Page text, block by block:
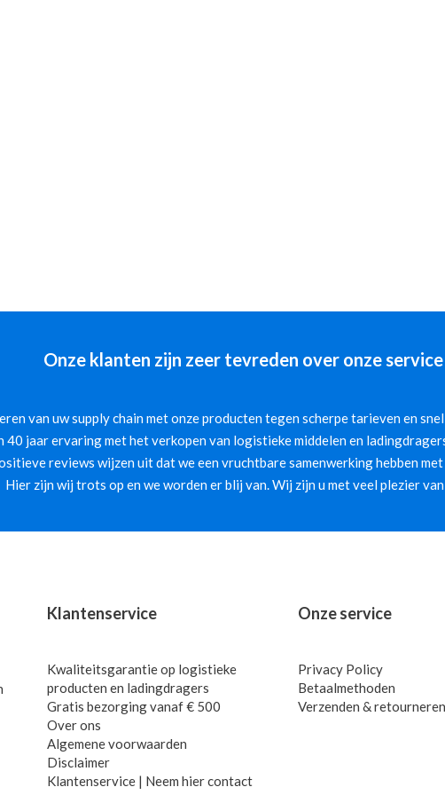
Onze klanten zijn zeer tevreden over onze
van uw supply chain met onze producten tegen scherpe tarieven en
40 jaar ervaring met het verkopen van logistieke middelen en
reviews wijzen uit dat we een vruchtbare samenwerking hebben
Hier zijn wij trots op en we worden er blij van. Wij zijn u met veel plezier
Klantenservice
Kwaliteitsgarantie op logistieke
producten en ladingdragers
Gratis bezorging vanaf € 500
Over ons
Algemene voorwaarden
Disclaimer
Klantenservice | Neem hier contact
Onze service
Privacy Policy
Betaalmethoden
Verzenden &